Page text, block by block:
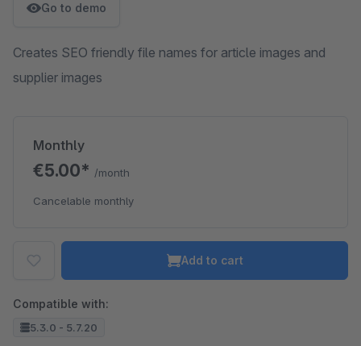
Go to demo
Creates SEO friendly file names for article images and
supplier images
Monthly
€5.00* /month
Cancelable monthly
Add to cart
Compatible with:
5.3.0 - 5.7.20